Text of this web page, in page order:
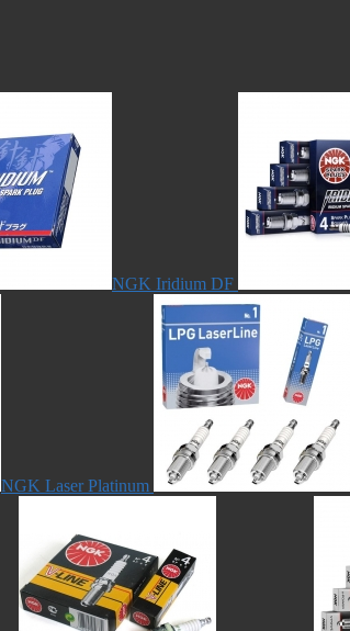
NGK Iridium DF
NGK Laser Platinum